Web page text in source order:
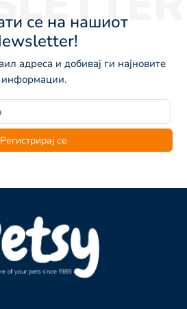
се на нашиот
адреса и добивај ги најновите
информации.
Регистрирај се